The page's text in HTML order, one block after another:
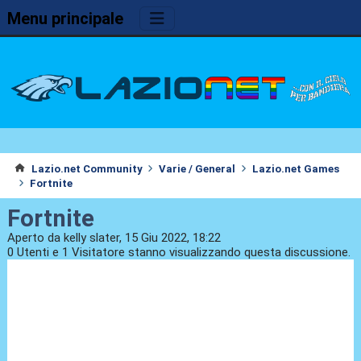
Menu principale
Lazio.net Community Varie / General
Lazio.net Games
Fortnite
Fortnite
Aperto da kelly slater, 15 Giu 2022, 18:22
0 Utenti e 1 Visitatore stanno visualizzando questa discussione.